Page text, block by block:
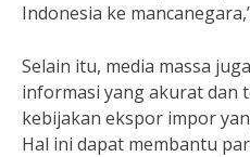
Indonesia ke
Selain itu, media massa
informasi yang akurat dan
kebijakan ekspor impor
Hal ini dapat membantu